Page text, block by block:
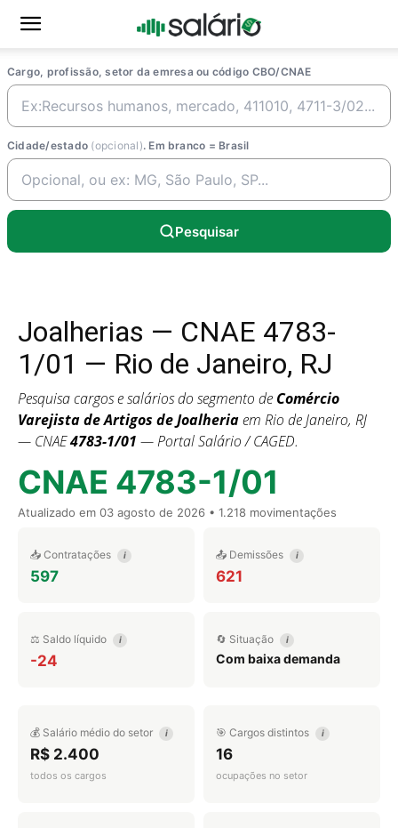
Cargo, profissão, setor da emresa ou código CBO/CNAE
Cidade/estado (opcional). Em branco = Brasil
Pesquisar
Joalherias — CNAE 4783-
1/01 — Rio de Janeiro, RJ
Pesquisa cargos e salários do segmento de Comércio
Varejista de Artigos de Joalheriaem Rio de Janeiro, RJ
— CNAE4783-1/01 — Portal Salário / CAGED.
CNAE 4783-1/01
Atualizado em 03 agosto de 2026 • 1.218 movimentações
📥 Contratações i
597
📤 Demissões i
621
⚖️ Saldo líquido i
-24
🔄 Situação i
Com baixa demanda
💰 Salário médio do setor i
R$ 2.400
todos os cargos
🎯 Cargos distintos i
16
ocupações no setor